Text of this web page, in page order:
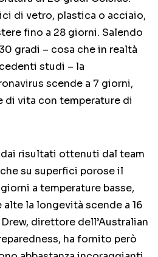
di vetro, plastica o acciaio,
fino a 28 giorni. Salendo
gradi – cosa che in realtà
studi – la
scende a 7 giorni,
di vita con temperature di
risultati ottenuti dal team
su superfici porose il
a temperature basse,
la longevità scende a 16
direttore dell’Australian
ha fornito però